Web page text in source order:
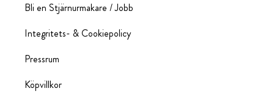
Bli en Stjärnurmakare / Jobb
Integritets- & Cookiepolicy
Pressrum
Köpvillkor